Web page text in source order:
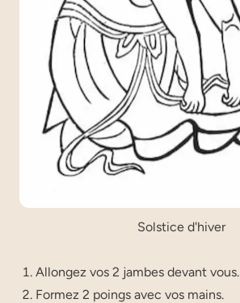
Solstice d'hiver
Allon­gez vos 2 jambes devant vous.
For­mez 2 poings avec vos mains.